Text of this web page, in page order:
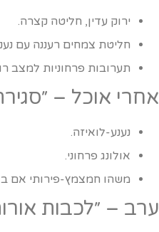
ירוק עדין, חליטה קצרה.
חליטת צמחים רעננה עם
תערובות פרחוניות למצב
אוכל –
נענע-לואיזה.
אולונג פרחוני.
משהו חמצמץ-פירותי אם בא
– ״לכבות